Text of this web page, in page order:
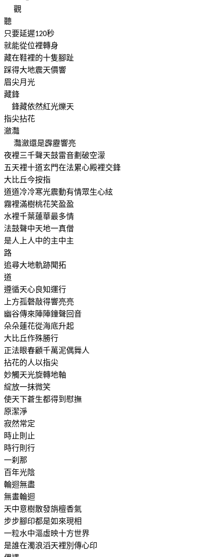
觀
聽
只要延遲120秒
就能從位裡轉身
藏在鞋裡的十隻腳趾
踩得大地震天價響
眉尖月光
藏鋒
鋒藏依然紅光爍天
指尖拈花
瀲灩
灩瀲還是霹靂響亮
夜裡三千聲天鼓雷音劃破空濛
五天裡十道玄門在法累心殿裡交鋒
大比丘今按指
道道冷冷寒光震動有情眾生心絃
霧裡滿樹桃花笑盈盈
水裡千葉蓮華最多情
法鼓聲中天地一真僧
是人上人中的主中主
路
追尋大地軌跡聞拓
道
遵循天心良知運行
上方孤磬敲得響亮亮
幽谷傳來陣陣鐘聲回音
朵朵蓮花從海底升起
大比丘作殊勝行
正法眼春顧千萬泥偶舞人
拈花的人以指尖
妙觸天光旋轉地軸
綻放一抹微笑
使天下蒼生都得到慰撫
原潔淨
寂然常定
時止則止
時行則行
一刹那
百年光陰
輪迴無盡
無畫輪迴
天中意樹散發旃檀香氣
步步腳印都是如來現相
一粒水中漚虛映十方世界
是誰在濁浪滔天裡別傳心印